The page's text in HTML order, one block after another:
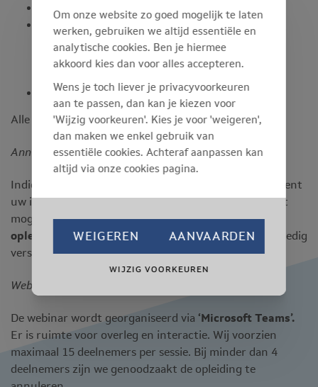
voor PE-klanten:1 PE
per deelnemer.
voor klanten zonder PE's:inbegrepen in de
jaarbijdrage voor C-D bedrijven.Dit is van
toepassing voor de eerste twee inschrijvingen,
voor niet-klanten:€154,78per deelnemer
Alle documentatie is inbegrepen in de prijs.
Annulatie van de opleiding
Indien u door omstandigheden alsnog genoodzaakt bent
uw inschrijving teannuleren of te verplaatsen, is dit
mogelijk totuiterlijk 10 werkdagen vóór de
opleidingsdag. Nadien is het inschrijvingsbedrag volledig
verschuldigd.
Webinar via Teams
De webinar wordt georganiseerd via ‘Microsoft Teams’.
Er is ruimte voor overleg en interactie. Wij voorzien
maximaal 15 deelnemers per sessie. Bij minder dan 4
deelnemers zijn we genoodzaakt de opleiding te
Om onze website zo goed mogelijk te laten
werken, gebruiken we altijd essentiële en
analytische cookies. Ben je hiermee
akkoord kies dan voor alles accepteren.
Wens je toch liever je privacyvoorkeuren
aan te passen, dan kan je kiezen voor
'Wijzig voorkeuren'. Kies je voor 'weigeren',
dan maken we enkel gebruik van
essentiële cookies. Achteraf aanpassen kan
altijd via onze cookies pagina.
WEIGEREN AANVAARDEN
WIJZIG VOORKEUREN